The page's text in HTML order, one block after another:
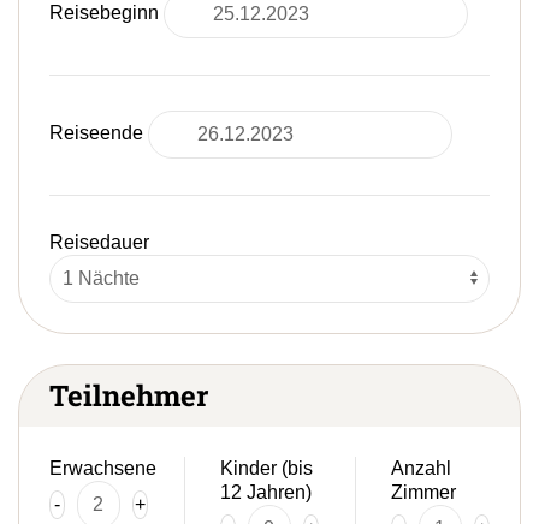
Reisebeginn
Reiseende
Reisedauer
Teilnehmer
Erwachsene
-
+
Kinder (bis
12 Jahren)
Anzahl
Zimmer